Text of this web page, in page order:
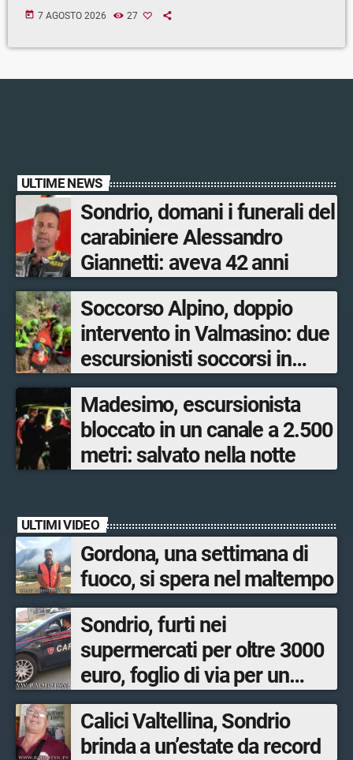
today 7 AGOSTO 2026 27
ULTIME NEWS
Sondrio, domani i funerali del
carabiniere Alessandro
Giannetti: aveva 42 anni
Soccorso Alpino, doppio
intervento in Valmasino: due
escursionisti soccorsi in
poche ore
Madesimo, escursionista
bloccato in un canale a 2.500
metri: salvato nella notte
ULTIMI VIDEO
Gordona, una settimana di
fuoco, si spera nel maltempo
Sondrio, furti nei
supermercati per oltre 3000
euro, foglio di via per un
ventinovenne
Calici Valtellina, Sondrio
brinda a un’estate da record